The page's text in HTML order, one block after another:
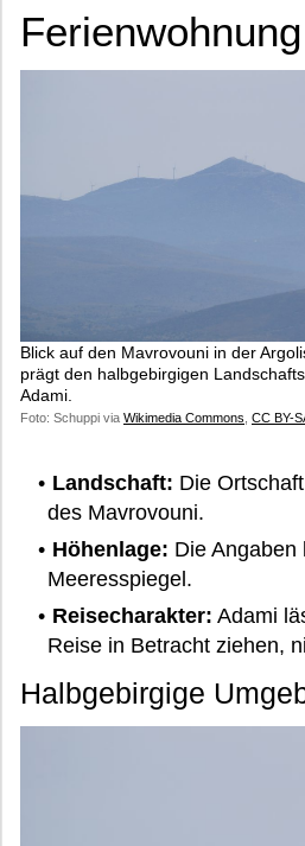
Blick auf den Mavrovouni in der
prägt den halbgebirgigen
Adami.
Foto: Schuppi via Wikimedia Commons CC BY-
Landschaft: Die
des Mavrovouni.
Höhenlage: Die
Meeresspiegel.
Reisecharakter: Adami
Reise in Betracht ziehen,
Halbgebirgige